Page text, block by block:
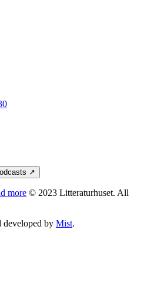
↗
more © 2023 Litteraturhuset. All
developed by Mist.